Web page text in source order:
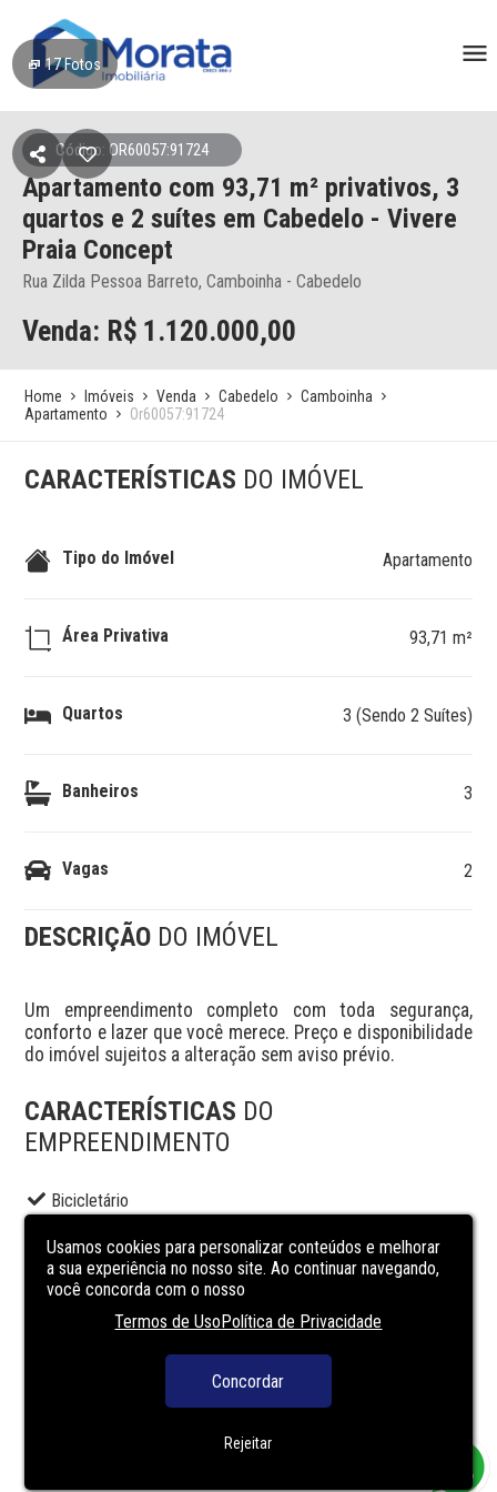
17Fotos
Código: OR60057:91724
Apartamento com 93,71 m² privativos, 3
quartos e 2 suítes em Cabedelo - Vivere
Praia Concept
Rua Zilda Pessoa Barreto, Camboinha - Cabedelo
Venda: R$ 1.120.000,00
Home Imóveis Venda Cabedelo
Camboinha
Apartamento
Or60057:91724
CARACTERÍSTICAS DO IMÓVEL
Tipo do Imóvel Apartamento
Área Privativa 93,71 m²
Quartos 3 (Sendo 2 Suítes)
Banheiros 3
Vagas 2
DESCRIÇÃO DO IMÓVEL
Um empreendimento completo com toda segurança,
conforto e lazer que você merece. Preço e disponibilidade
do imóvel sujeitos a alteração sem aviso prévio.
CARACTERÍSTICAS DO
EMPREENDIMENTO
Bicicletário
Elevador social
Espaço gourmet
Usamos cookies para personalizar conteúdos e melhorar
a sua experiência no nosso site. Ao continuar navegando,
você concorda com o nosso
Termos de UsoPolítica de Privacidade
Concordar
Rejeitar